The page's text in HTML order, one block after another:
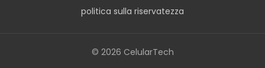
politica sulla riservatezza
© 2026 CelularTech